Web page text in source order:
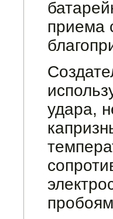
приема
удара,